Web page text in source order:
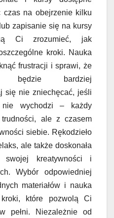
czas na obejrzenie kilku
zapisanie się na kursy
Ci zrozumieć, jak
kroki. Nauka
frustracji i sprawi, że
będzie bardziej
się nie zniechęcać, jeśli
wychodzi – każdy
trudności, ale z czasem
siebie. Rękodzieło
ale także doskonała
kreatywności i
Wybór odpowiedniej
materiałów i nauka
które pozwolą Ci
pełni. Niezależnie od